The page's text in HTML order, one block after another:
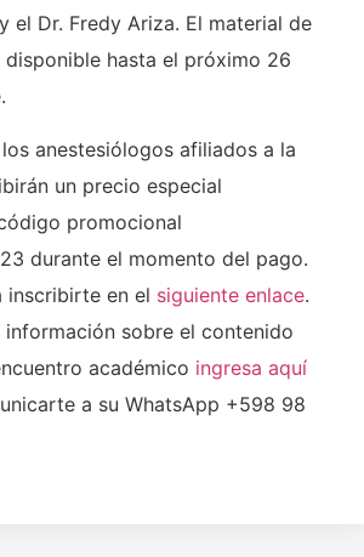
el Dr. Fredy Ariza. El material de
hasta el próximo 26
anestesiólogos afiliados a la
un precio especial
promocional
durante el momento del pago.
inscribirte en el siguiente enlace.
información sobre el contenido
académico ingresa aquí
a su WhatsApp +598 98